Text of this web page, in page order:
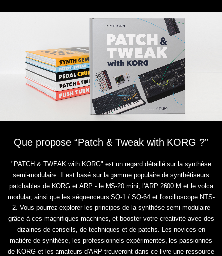
Que propose “Patch & Tweak with KORG ?”
"PATCH & TWEAK with KORG" est un regard détaillé sur la synthèse
semi-modulaire. Il est basé sur la gamme populaire de synthétiseurs
patchables de KORG et ARP - le MS-20 mini, l'ARP 2600 M et le volca
modular, ainsi que les séquenceurs SQ-1 / SQ-64 et l'oscilloscope NTS-
2. Vous pourrez explorer les principes de la synthèse semi-modulaire
grâce à ces magnifiques machines, et booster votre créativité avec des
dizaines de conseils, de techniques et de patchs. Les novices en
matière de synthèse, les professionnels expérimentés, les passionnés
de KORG et les amateurs d'ARP trouveront dans ce livre une ressource